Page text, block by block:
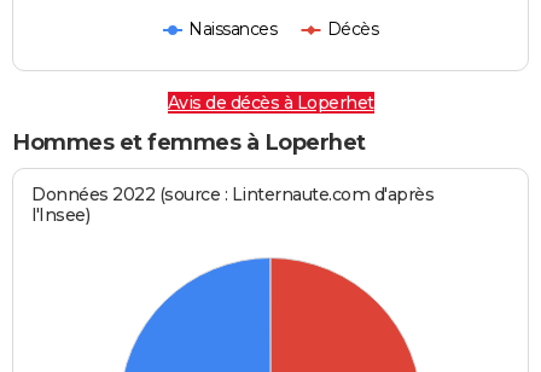
Naissances Décès
Avis de décès à Loperhet
Hommes et femmes à Loperhet
Données 2022 (source : Linternaute.com d'après
l'Insee)